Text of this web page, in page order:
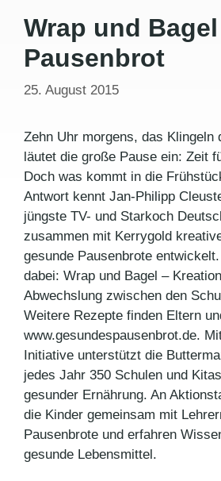
Wrap und
Pausenbrot
25. August 2015
Zehn Uhr morgens, das Klingeln
läutet die große Pause ein: Zeit
Doch was kommt in die
Antwort kennt Jan-Philipp
jüngste TV- und Starkoch
zusammen mit Kerrygold
gesunde Pausenbrote
dabei: Wrap und Bagel –
Abwechslung zwischen den
Weitere Rezepte finden Eltern
www.gesundespausenbrot.de.
Initiative unterstützt die
jedes Jahr 350 Schulen und
gesunder Ernährung. An
die Kinder gemeinsam mit
Pausenbrote und erfahren
gesunde Lebensmittel.